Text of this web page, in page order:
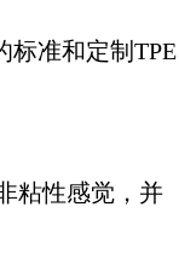
标准和定制 TPE
粘性感觉，并